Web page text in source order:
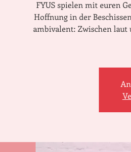
FYUS spielen mit euren
Hoffnung in der
ambivalent: Zwischen laut